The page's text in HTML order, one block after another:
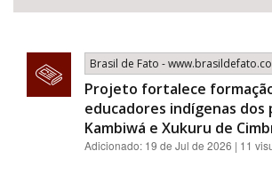
Brasil de Fato -
Projeto fortalece
educadores indígenas dos
Kambiwá e Xukuru de
Adicionado: 19 de Jul de 2026 | 11